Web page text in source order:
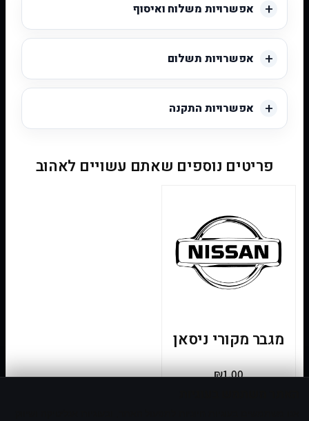
אפשרויות משלוח ואיסוף
אפשרויות תשלום
אפשרויות התקנה
פריטים נוספים שאתם עשויים לאהוב
מגבר מקורי ניסאן
₪1.00